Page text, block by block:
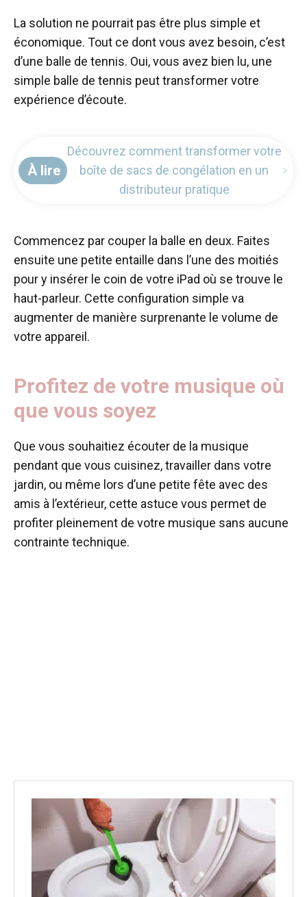
La solution ne pourrait pas être plus simple et
économique. Tout ce dont vous avez besoin, c’est
d’une balle de tennis. Oui, vous avez bien lu, une
simple balle de tennis peut transformer votre
expérience d’écoute.
À lire
Découvrez comment transformer votre
boîte de sacs de congélation en un
distributeur pratique
Commencez par couper la balle en deux. Faites
ensuite une petite entaille dans l’une des moitiés
pour y insérer le coin de votre iPad où se trouve le
haut-parleur. Cette configuration simple va
augmenter de manière surprenante le volume de
votre appareil.
Profitez de votre musique où
que vous soyez
Que vous souhaitiez écouter de la musique
pendant que vous cuisinez, travailler dans votre
jardin, ou même lors d’une petite fête avec des
amis à l’extérieur, cette astuce vous permet de
profiter pleinement de votre musique sans aucune
contrainte technique.